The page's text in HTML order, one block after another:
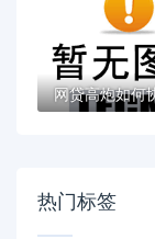
热门标签